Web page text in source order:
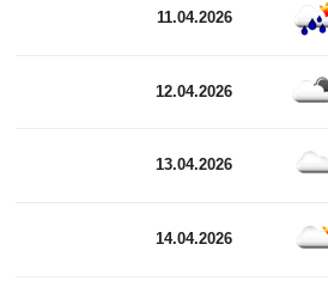
11.04.2026
12.04.2026
13.04.2026
14.04.2026